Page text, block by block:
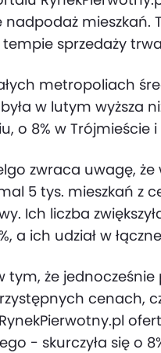
mieszkań.
sprzedaży
metropoliach
w lutym wyższa
o 8% w Trójmieście
zwraca uwagę,
5 tys. mieszkań z
Ich liczba
a ich udział w
tym, że
cenach,
RynekPierwotny.pl
- skurczyła się o